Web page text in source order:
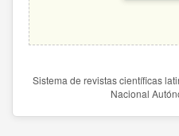
Sistema de revistas científicas
Nacional